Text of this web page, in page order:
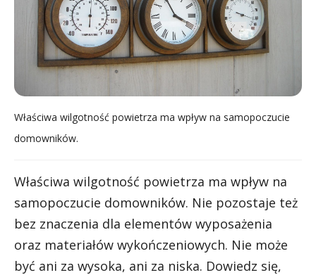
Właściwa wilgotność powietrza ma wpływ na samopoczucie
domowników.
Właściwa wilgotność powietrza ma wpływ na
samopoczucie domowników. Nie pozostaje też
bez znaczenia dla elementów wyposażenia
oraz materiałów wykończeniowych. Nie może
być ani za wysoka, ani za niska. Dowiedz się,